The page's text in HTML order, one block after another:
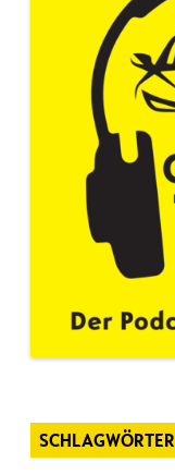
SCHLAGWÖRTER